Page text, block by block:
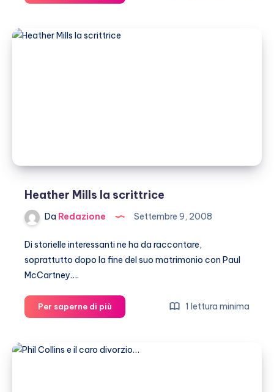
Mills,
nuova
Heather Mills la scrittrice
Da Redazione Settembre 9, 2008
Di storielle interessanti ne ha da raccontare,
soprattutto dopo la fine del suo matrimonio con Paul
McCartney….
Per saperne di più
Mills
scrittrice
1 lettura minima